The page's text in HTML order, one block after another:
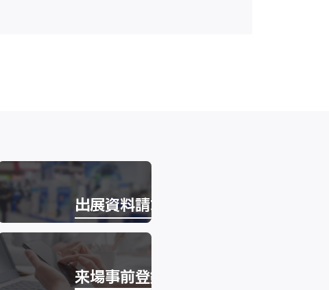
出展資料請求
来場事前登録